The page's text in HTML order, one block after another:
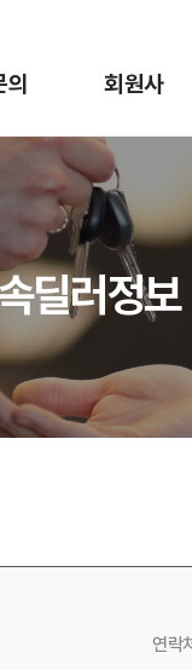
회원사
딜러정보
연락